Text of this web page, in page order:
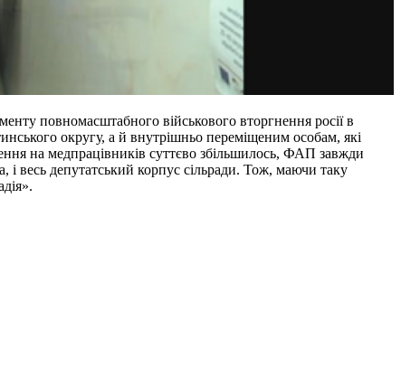
повномасштабного військового вторгнення росії в
округу, а й внутрішньо переміщеним особам, які
на медпрацівників суттєво збільшилось, ФАП завжди
і весь депутатський корпус сільради. Тож, маючи таку